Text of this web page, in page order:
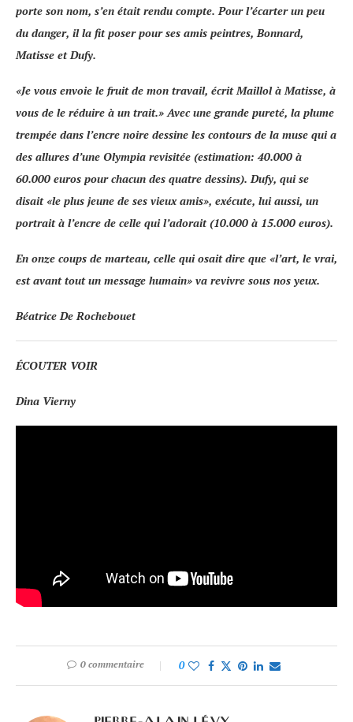
porte son nom, s’en était rendu compte. Pour l’écarter un peu
du danger, il la fit poser pour ses amis peintres, Bonnard,
Matisse et Dufy.
«Je vous envoie le fruit de mon travail, écrit Maillol à Matisse, à
vous de le réduire à un trait.» Avec une grande pureté, la plume
trempée dans l’encre noire dessine les contours de la muse qui a
des allures d’une Olympia revisitée (estimation: 40.000 à
60.000 euros pour chacun des quatre dessins). Dufy, qui se
disait «le plus jeune de ses vieux amis», exécute, lui aussi, un
portrait à l’encre de celle qui l’adorait (10.000 à 15.000 euros).
En onze coups de marteau, celle qui osait dire que «l’art, le vrai,
est avant tout un message humain» va revivre sous nos yeux.
Béatrice De Rochebouet
ÉCOUTER VOIR
Dina Vierny
0 commentaire 0